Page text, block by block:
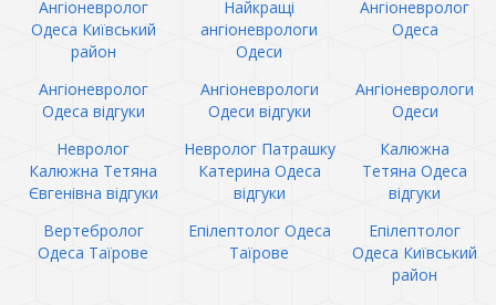
Ангіоневролог
Одеса Київський
район
Найкращі
ангіоневрологи
Одеси
Ангіоневролог
Одеса
Ангіоневролог
Одеса відгуки
Ангіоневрологи
Одеси відгуки
Ангіоневрологи
Одеси
Невролог
Калюжна Тетяна
Євгенівна відгуки
Невролог Патрашку
Катерина Одеса
відгуки
Калюжна
Тетяна Одеса
відгуки
Вертебролог
Одеса Таїрове
Епілептолог Одеса
Таїрове
Епілептолог
Одеса Київський
район